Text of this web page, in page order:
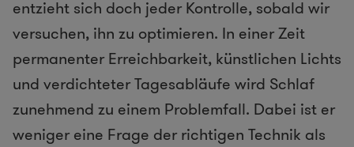
entzieht sich doch jeder Kontrolle, sobald wir
versuchen, ihn zu optimieren. In einer Zeit
permanenter Erreichbarkeit, künstlichen Lichts
und verdichteter Tagesabläufe wird Schlaf
zunehmend zu einem Problemfall. Dabei ist er
weniger eine Frage der richtigen Technik als